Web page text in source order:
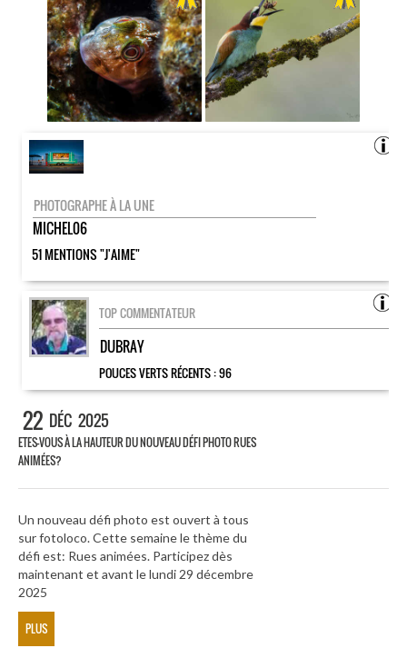
PHOTOGRAPHE À LA UNE
MICHEL06
51 MENTIONS "J'AIME"
TOP COMMENTATEUR
DUBRAY
POUCES VERTS RÉCENTS :96
22 DÉC 2025
ETES-VOUS À LA HAUTEUR DU NOUVEAU DÉFI PHOTO RUES
ANIMÉES?
Un nouveau défi photo est ouvert à tous
sur fotoloco. Cette semaine le thème du
défi est: Rues animées. Participez dès
maintenant et avant le lundi 29 décembre
2025
PLUS